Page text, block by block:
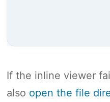
If the inline viewer
also open the file